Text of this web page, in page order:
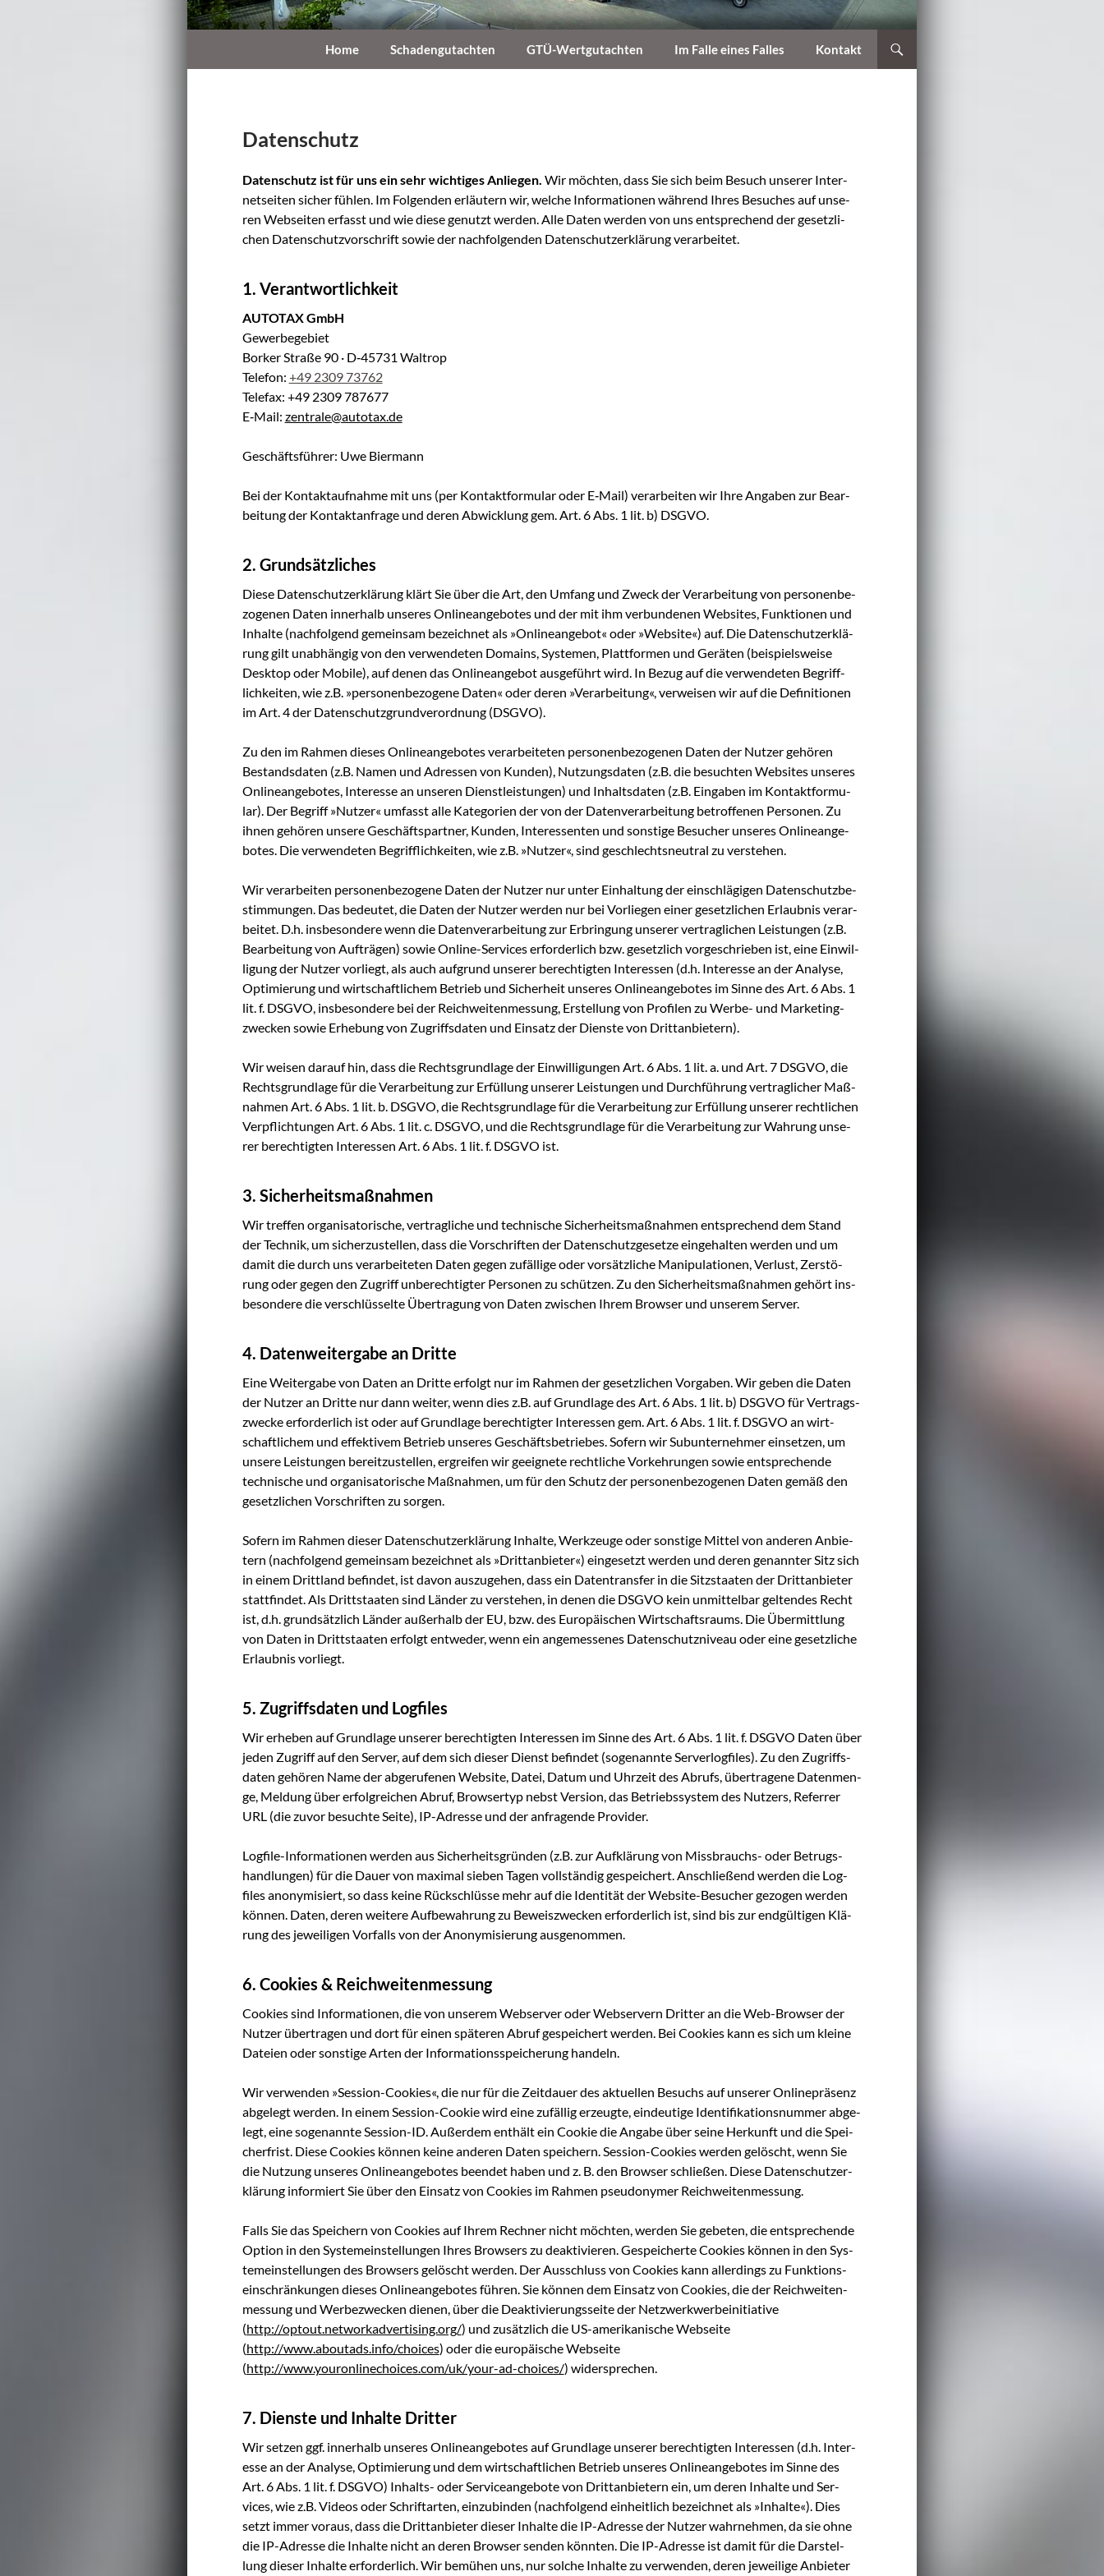
Home Schadengutachten GTÜ-Wertgutachten Im Falle eines Falles Kontakt
Datenschutz
Daten­schutz ist für uns ein sehr wich­ti­ges Anlie­gen. Wir möch­ten, dass Sie sich beim Besuch unse­rer Inter­
net­sei­ten sicher füh­len. Im Fol­gen­den erläu­tern wir, wel­che Infor­ma­tio­nen wäh­rend Ihres Besu­ches auf unse­
ren Web­sei­ten erfasst und wie die­se genutzt wer­den. Alle Daten wer­den von uns ent­spre­chend der gesetz­li­
chen Daten­schutz­vor­schrift sowie der nach­fol­gen­den Daten­schutz­er­klä­rung ver­ar­bei­tet..
1. Verantwortlichkeit
AUTOTAX GmbH
Gewer­be­ge­biet
Bor­ker Stra­ße 90 · D‑45731 Waltrop
Tele­fon: +49 2309 73762
Tele­fax: +49 2309 787677
E‑Mail: zentrale@autotax.de
Geschäfts­füh­rer: Uwe Biermann
Bei der Kon­takt­auf­nah­me mit uns (per Kon­takt­for­mu­lar oder E‑Mail) ver­ar­bei­ten wir Ihre Anga­ben zur Bear­
bei­tung der Kon­takt­an­fra­ge und deren Abwick­lung gem. Art. 6 Abs. 1 lit. b) DSGVO.
2. Grundsätzliches
Die­se Daten­schutz­er­klä­rung klärt Sie über die Art, den Umfang und Zweck der Ver­ar­bei­tung von per­so­nen­be­
zo­ge­nen Daten inner­halb unse­res Online­an­ge­bo­tes und der mit ihm ver­bun­de­nen Web­sites, Funk­tio­nen und
Inhal­te (nach­fol­gend gemein­sam bezeich­net als »Online­an­ge­bot« oder »Web­site«) auf. Die Daten­schutz­er­klä­
rung gilt unab­hän­gig von den ver­wen­de­ten Domains, Sys­te­men, Platt­for­men und Gerä­ten (bei­spiels­wei­se
Desk­top oder Mobi­le), auf denen das Online­an­ge­bot aus­ge­führt wird. In Bezug auf die ver­wen­de­ten Begriff­
lich­kei­ten, wie z.B. »per­so­nen­be­zo­ge­ne Daten« oder deren »Ver­ar­bei­tung«, ver­wei­sen wir auf die Defi­ni­tio­nen
im Art. 4 der Daten­schutz­grund­ver­ord­nung (DSGVO).
Zu den im Rah­men die­ses Online­an­ge­bo­tes ver­ar­bei­te­ten per­so­nen­be­zo­ge­nen Daten der Nut­zer gehö­ren
Bestands­da­ten (z.B. Namen und Adres­sen von Kun­den), Nut­zungs­da­ten (z.B. die besuch­ten Web­sites unse­res
Online­an­ge­bo­tes, Inter­es­se an unse­ren Dienst­leis­tun­gen) und Inhalts­da­ten (z.B. Ein­ga­ben im Kon­takt­for­mu­
lar). Der Begriff »Nut­zer« umfasst alle Kate­go­rien der von der Daten­ver­ar­bei­tung betrof­fe­nen Per­so­nen. Zu
ihnen gehö­ren unse­re Geschäfts­part­ner, Kun­den, Inter­es­sen­ten und sons­ti­ge Besu­cher unse­res Online­an­ge­
bo­tes. Die ver­wen­de­ten Begriff­lich­kei­ten, wie z.B. »Nut­zer«, sind geschlechts­neu­tral zu verstehen.
Wir ver­ar­bei­ten per­so­nen­be­zo­ge­ne Daten der Nut­zer nur unter Ein­hal­tung der ein­schlä­gi­gen Daten­schutz­be­
stim­mun­gen. Das bedeu­tet, die Daten der Nut­zer wer­den nur bei Vor­lie­gen einer gesetz­li­chen Erlaub­nis ver­ar­
bei­tet. D.h. ins­be­son­de­re wenn die Daten­ver­ar­bei­tung zur Erbrin­gung unse­rer ver­trag­li­chen Leis­tun­gen (z.B.
Bear­bei­tung von Auf­trä­gen) sowie Online-Ser­vices erfor­der­lich bzw. gesetz­lich vor­ge­schrie­ben ist, eine Ein­wil­
li­gung der Nut­zer vor­liegt, als auch auf­grund unse­rer berech­tig­ten Inter­es­sen (d.h. Inter­es­se an der Ana­ly­se,
Opti­mie­rung und wirt­schaft­li­chem Betrieb und Sicher­heit unse­res Online­an­ge­bo­tes im Sin­ne des Art. 6 Abs. 1
lit. f. DSGVO, ins­be­son­de­re bei der Reich­wei­ten­mes­sung, Erstel­lung von Pro­fi­len zu Wer­be- und Mar­ke­ting­
zwe­cken sowie Erhe­bung von Zugriffs­da­ten und Ein­satz der Diens­te von Drittanbietern).
Wir wei­sen dar­auf hin, dass die Rechts­grund­la­ge der Ein­wil­li­gun­gen Art. 6 Abs. 1 lit. a. und Art. 7 DSGVO, die
Rechts­grund­la­ge für die Ver­ar­bei­tung zur Erfül­lung unse­rer Leis­tun­gen und Durch­füh­rung ver­trag­li­cher Maß­
nah­men Art. 6 Abs. 1 lit. b. DSGVO, die Rechts­grund­la­ge für die Ver­ar­bei­tung zur Erfül­lung unse­rer recht­li­chen
Ver­pflich­tun­gen Art. 6 Abs. 1 lit. c. DSGVO, und die Rechts­grund­la­ge für die Ver­ar­bei­tung zur Wah­rung unse­
rer berech­tig­ten Inter­es­sen Art. 6 Abs. 1 lit. f. DSGVO ist.
3. Sicherheitsmaßnahmen
Wir tref­fen orga­ni­sa­to­ri­sche, ver­trag­li­che und tech­ni­sche Sicher­heits­maß­nah­men ent­spre­chend dem Stand
der Tech­nik, um sicher­zu­stel­len, dass die Vor­schrif­ten der Daten­schutz­ge­set­ze ein­ge­hal­ten wer­den und um
damit die durch uns ver­ar­bei­te­ten Daten gegen zufäl­li­ge oder vor­sätz­li­che Mani­pu­la­tio­nen, Ver­lust, Zer­stö­
rung oder gegen den Zugriff unbe­rech­tig­ter Per­so­nen zu schüt­zen. Zu den Sicher­heits­maß­nah­men gehört ins­
be­son­de­re die ver­schlüs­sel­te Über­tra­gung von Daten zwi­schen Ihrem Brow­ser und unse­rem Server.
4. Datenweitergabe an Dritte
Eine Wei­ter­ga­be von Daten an Drit­te erfolgt nur im Rah­men der gesetz­li­chen Vor­ga­ben. Wir geben die Daten
der Nut­zer an Drit­te nur dann wei­ter, wenn dies z.B. auf Grund­la­ge des Art. 6 Abs. 1 lit. b) DSGVO für Ver­trags­
zwe­cke erfor­der­lich ist oder auf Grund­la­ge berech­tig­ter Inter­es­sen gem. Art. 6 Abs. 1 lit. f. DSGVO an wirt­
schaft­li­chem und effek­ti­vem Betrieb unse­res Geschäfts­be­trie­bes. Sofern wir Sub­un­ter­neh­mer ein­set­zen, um
unse­re Leis­tun­gen bereit­zu­stel­len, ergrei­fen wir geeig­ne­te recht­li­che Vor­keh­run­gen sowie ent­spre­chen­de
tech­ni­sche und orga­ni­sa­to­ri­sche Maß­nah­men, um für den Schutz der per­so­nen­be­zo­ge­nen Daten gemäß den
gesetz­li­chen Vor­schrif­ten zu sorgen.
Sofern im Rah­men die­ser Daten­schutz­er­klä­rung Inhal­te, Werk­zeu­ge oder sons­ti­ge Mit­tel von ande­ren Anbie­
tern (nach­fol­gend gemein­sam bezeich­net als »Dritt­an­bie­ter«) ein­ge­setzt wer­den und deren genann­ter Sitz sich
in einem Dritt­land befin­det, ist davon aus­zu­ge­hen, dass ein Daten­trans­fer in die Sitz­staa­ten der Dritt­an­bie­ter
statt­fin­det. Als Dritt­staa­ten sind Län­der zu ver­ste­hen, in denen die DSGVO kein unmit­tel­bar gel­ten­des Recht
ist, d.h. grund­sätz­lich Län­der außer­halb der EU, bzw. des Euro­päi­schen Wirt­schafts­raums. Die Über­mitt­lung
von Daten in Dritt­staa­ten erfolgt ent­we­der, wenn ein ange­mes­se­nes Daten­schutz­ni­veau oder eine gesetz­li­che
Erlaub­nis vorliegt.
5. Zugriffsdaten und Logfiles
Wir erhe­ben auf Grund­la­ge unse­rer berech­tig­ten Inter­es­sen im Sin­ne des Art. 6 Abs. 1 lit. f. DSGVO Daten über
jeden Zugriff auf den Ser­ver, auf dem sich die­ser Dienst befin­det (soge­nann­te Ser­ver­log­files). Zu den Zugriffs­
da­ten gehö­ren Name der abge­ru­fe­nen Web­site, Datei, Datum und Uhr­zeit des Abrufs, über­tra­ge­ne Daten­men­
ge, Mel­dung über erfolg­rei­chen Abruf, Brow­ser­typ nebst Ver­si­on, das Betriebs­sys­tem des Nut­zers, Refer­rer
URL (die zuvor besuch­te Sei­te), IP-Adres­se und der anfra­gen­de Provider.
Log­file-Infor­ma­tio­nen wer­den aus Sicher­heits­grün­den (z.B. zur Auf­klä­rung von Miss­brauchs- oder Betrugs­
hand­lun­gen) für die Dau­er von maxi­mal sie­ben Tagen voll­stän­dig gespei­chert. Anschlie­ßend wer­den die Log­
files anony­mi­siert, so dass kei­ne Rück­schlüs­se mehr auf die Iden­ti­tät der Web­site-Besu­cher gezo­gen wer­den
kön­nen. Daten, deren wei­te­re Auf­be­wah­rung zu Beweis­zwe­cken erfor­der­lich ist, sind bis zur end­gül­ti­gen Klä­
rung des jewei­li­gen Vor­falls von der Anony­mi­sie­rung ausgenommen.
6. Cookies & Reichweitenmessung
Coo­kies sind Infor­ma­tio­nen, die von unse­rem Web­ser­ver oder Web­ser­vern Drit­ter an die Web-Brow­ser der
Nut­zer über­tra­gen und dort für einen spä­te­ren Abruf gespei­chert wer­den. Bei Coo­kies kann es sich um klei­ne
Datei­en oder sons­ti­ge Arten der Infor­ma­ti­ons­spei­che­rung handeln.
Wir ver­wen­den »Ses­si­on-Coo­kies«, die nur für die Zeit­dau­er des aktu­el­len Besuchs auf unse­rer Online­prä­senz
abge­legt wer­den. In einem Ses­si­on-Coo­kie wird eine zufäl­lig erzeug­te, ein­deu­ti­ge Iden­ti­fi­ka­ti­ons­num­mer abge­
legt, eine soge­nann­te Ses­si­on-ID. Außer­dem ent­hält ein Coo­kie die Anga­be über sei­ne Her­kunft und die Spei­
cher­frist. Die­se Coo­kies kön­nen kei­ne ande­ren Daten spei­chern. Ses­si­on-Coo­kies wer­den gelöscht, wenn Sie
die Nut­zung unse­res Online­an­ge­bo­tes been­det haben und z. B. den Brow­ser schlie­ßen. Die­se Daten­schutz­er­
klä­rung infor­miert Sie über den Ein­satz von Coo­kies im Rah­men pseud­ony­mer Reichweitenmessung.
Falls Sie das Spei­chern von Coo­kies auf Ihrem Rech­ner nicht möch­ten, wer­den Sie gebe­ten, die ent­spre­chen­de
Opti­on in den Sys­tem­ein­stel­lun­gen Ihres Brow­sers zu deak­ti­vie­ren. Gespei­cher­te Coo­kies kön­nen in den Sys­
tem­ein­stel­lun­gen des Brow­sers gelöscht wer­den. Der Aus­schluss von Coo­kies kann aller­dings zu Funk­ti­ons­
ein­schrän­kun­gen die­ses Online­an­ge­bo­tes füh­ren. Sie kön­nen dem Ein­satz von Coo­kies, die der Reich­wei­ten­
mes­sung und Wer­be­zwe­cken die­nen, über die Deak­ti­vie­rungs­sei­te der Netz­werk­wer­be­initia­ti­ve
(http://optout.networkadvertising.org/) und zusätz­lich die US-ame­ri­ka­ni­sche Web­sei­te
(http://www.aboutads.info/choices) oder die euro­päi­sche Web­sei­te
(http://www.youronlinechoices.com/uk/your-ad-choices/) wider­spre­chen.
7. Dienste und Inhalte Dritter
Wir set­zen ggf. inner­halb unse­res Online­an­ge­bo­tes auf Grund­la­ge unse­rer berech­tig­ten Inter­es­sen (d.h. Inter­
es­se an der Ana­ly­se, Opti­mie­rung und dem wirt­schaft­li­chen Betrieb unse­res Online­an­ge­bo­tes im Sin­ne des
Art. 6 Abs. 1 lit. f. DSGVO) Inhalts- oder Ser­vice­an­ge­bo­te von Dritt­an­bie­tern ein, um deren Inhal­te und Ser­
vices, wie z.B. Vide­os oder Schrift­ar­ten, ein­zu­bin­den (nach­fol­gend ein­heit­lich bezeich­net als »Inhal­te«). Dies
setzt immer vor­aus, dass die Dritt­an­bie­ter die­ser Inhal­te die IP-Adres­se der Nut­zer wahr­neh­men, da sie ohne
die IP-Adres­se die Inhal­te nicht an deren Brow­ser sen­den könn­ten. Die IP-Adres­se ist damit für die Dar­stel­
lung die­ser Inhal­te erfor­der­lich. Wir bemü­hen uns, nur sol­che Inhal­te zu ver­wen­den, deren jewei­li­ge Anbie­ter